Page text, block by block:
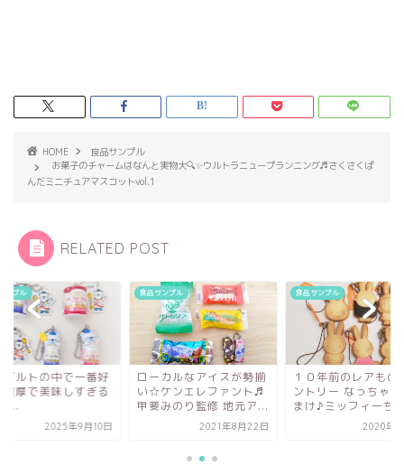
HOME
食品サンプル
お菓子のチャームはなんと実物大🔍✨ウルトラニュープランニング♬さくさくぱ
んだミニチュアマスコットvol.1
RELATED POST
ンプル
グルトの中で一番好
濃厚で美味しすぎる
2025年9月10日
食品サンプル
ローカルなアイスが勢揃
い☆ケンエレファント♬
甲斐みのり監修 地元ア...
2021年8月22日
食品サンプル
１０年前のレアもの
ントリー なっちゃ
まけ♪ミッフィーち
2020年1